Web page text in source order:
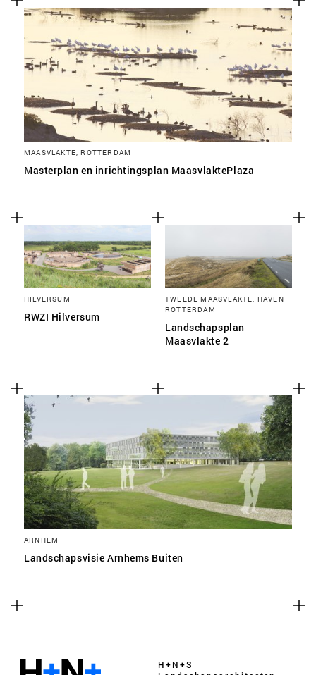
MAASVLAKTE, ROTTERDAM
Masterplan en inrichtingsplan MaasvlaktePlaza
HILVERSUM
RWZI Hilversum
TWEEDE MAASVLAKTE, HAVEN
ROTTERDAM
Landschapsplan
Maasvlakte 2
ARNHEM
Landschapsvisie Arnhems Buiten
H+N+S